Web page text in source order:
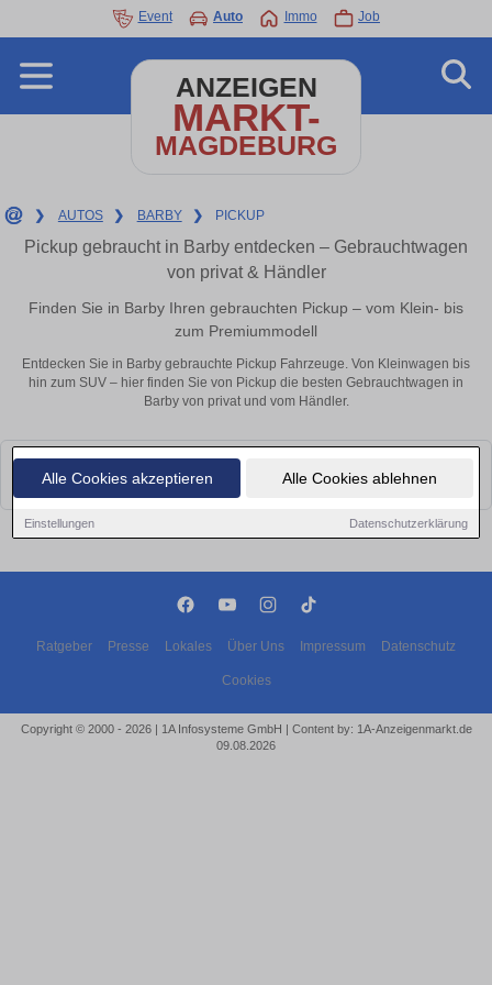
Alle Cookies akzeptieren Alle Cookies ablehnen
Einstellungen Datenschutzerklärung
Event Auto Immo Job
ANZEIGEN
MARKT-
MAGDEBURG
❯ AUTOS ❯ BARBY ❯ PICKUP
Pickup gebraucht in Barby entdecken – Gebrauchtwagen
von privat & Händler
Finden Sie in Barby Ihren gebrauchten Pickup – vom Klein- bis
zum Premiummodell
Entdecken Sie in Barby gebrauchte Pickup Fahrzeuge. Von Kleinwagen bis
hin zum SUV – hier finden Sie von Pickup die besten Gebrauchtwagen in
Barby von privat und vom Händler.
Leider konnten wir derzeit keine passenden Autos finden. Schauen Sie
bald wieder vorbei!
Ratgeber Presse Lokales Über Uns Impressum Datenschutz
Cookies
Copyright © 2000 - 2026 | 1A Infosysteme GmbH | Content by: 1A-Anzeigenmarkt.de
09.08.2026